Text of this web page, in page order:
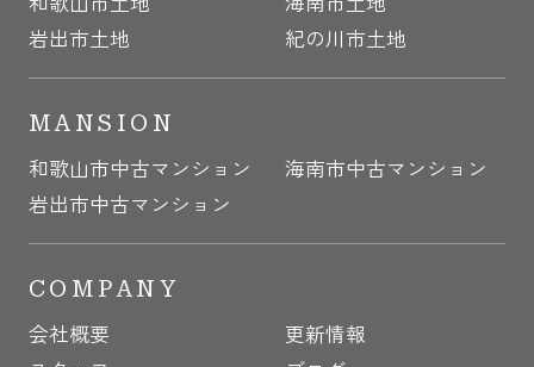
岩出市土地
紀の川市土地
MANSION
和歌山市中古マンション
海南市中古マンション
岩出市中古マンション
COMPANY
会社概要
更新情報